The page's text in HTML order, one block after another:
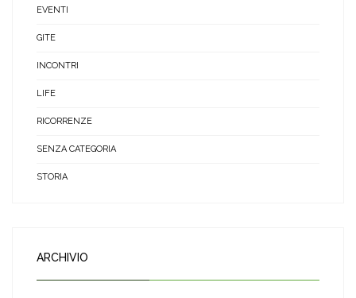
EVENTI
GITE
INCONTRI
LIFE
RICORRENZE
SENZA CATEGORIA
STORIA
ARCHIVIO